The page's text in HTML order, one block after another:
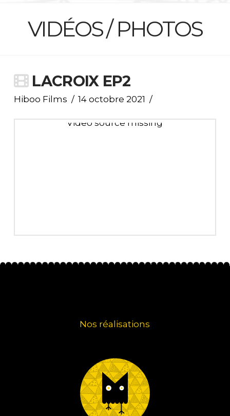
VIDÉOS / PHOTOS
LACROIX EP2
Hiboo Films 14 octobre 2021
Video source missing
Nos réalisations